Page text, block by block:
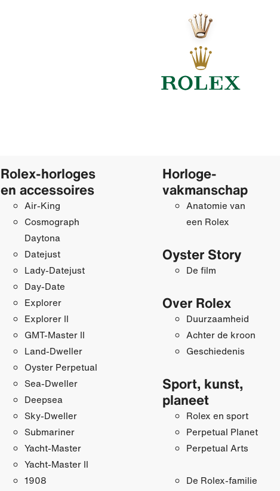
Rolex-horloges
en accessoires
Air-King
Cosmograph
Daytona
Datejust
Lady-Datejust
Day-Date
Explorer
Explorer II
GMT-Master II
Land-Dweller
Oyster Perpetual
Sea-Dweller
Deepsea
Sky-Dweller
Submariner
Yacht-Master
Yacht-Master II
1908
Horloge­
vakmanschap
Anatomie van
een Rolex
Oyster Story
De film
Over Rolex
Duurzaamheid
Achter de kroon
Geschiedenis
Sport, kunst,
planeet
Rolex en sport
Perpetual Planet
Perpetual Arts
De Rolex-familie